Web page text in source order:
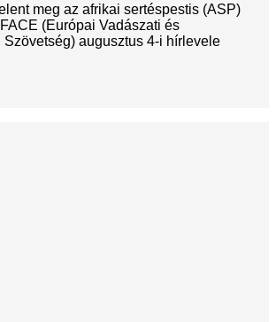
meg az afrikai sertéspestis (ASP)
(Európai Vadászati és
Szövetség) augusztus 4-i hírlevele